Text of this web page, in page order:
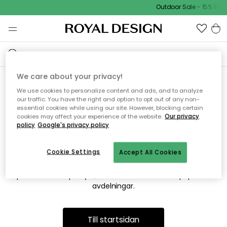
Outdoor Sale - 15%
Vi hittar tyvärr inte sidan du
söker
Detta kan bero på att sidan inte längre finns eller att den har
flyttats. Vi ber om ursäkt för besväret. I menyn ovan kan du
prova att söka på nytt, eller besöka en av våra populära
avdelningar.
Till startsidan
We care about your privacy!
We use cookies to personalize content and ads, and to analyze
our traffic. You have the right and option to opt out of any non-
essential cookies while using our site. However, blocking certain
cookies may affect your experience of the website. Our privacy
policy Google's privacy policy
Accept All Cookies
Cookie Settings